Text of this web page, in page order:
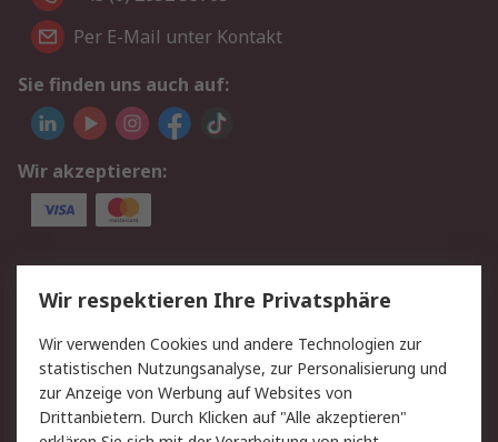
Per E-Mail unter Kontakt
Sie finden uns auch auf:
Wir akzeptieren:
Service
Value Added Services
Lieferlösungen
Rücksendung/Entsorgung Kontakt
Hilfe
Rechtliches
Wir respektieren Ihre Privatsphäre
Wir verwenden Cookies und andere Technologien zur
statistischen Nutzungsanalyse, zur Personalisierung und
zur Anzeige von Werbung auf Websites von
Drittanbietern. Durch Klicken auf "Alle akzeptieren"